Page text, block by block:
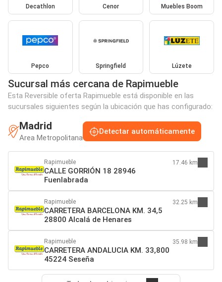
Decathlon Cenor Muebles Boom
Pepco Springfield Lúzete
Sucursal más cercana de Rapimueble
Esta Reversible oferta Rapimueble está disponible en las
sucursales siguientes según la ubicación que has configurado:
Madrid
Area Metropolitana
Detectar automáticamente
Rapimueble
CALLE GORRIÓN 18 28946
Fuenlabrada
17.46 km
Rapimueble
CARRETERA BARCELONA KM. 34,5
28800 Alcalá de Henares
32.25 km
Rapimueble
CARRETERA ANDALUCIA KM. 33,800
45224 Seseña
35.98 km